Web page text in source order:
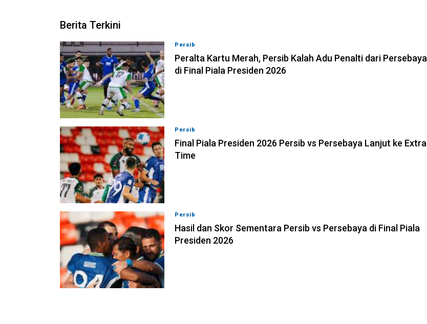
Berita Terkini
Persib
Peralta Kartu Merah, Persib Kalah Adu Penalti dari Persebaya
di Final Piala Presiden 2026
Persib
Final Piala Presiden 2026 Persib vs Persebaya Lanjut ke Extra
Time
Persib
Hasil dan Skor Sementara Persib vs Persebaya di Final Piala
Presiden 2026